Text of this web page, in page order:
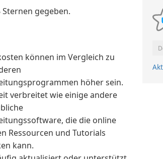
gegeben.
können im Vergleich zu
höher sein.
verbreitet wie einige andere
die die online
Ressourcen und Tutorials
kann.